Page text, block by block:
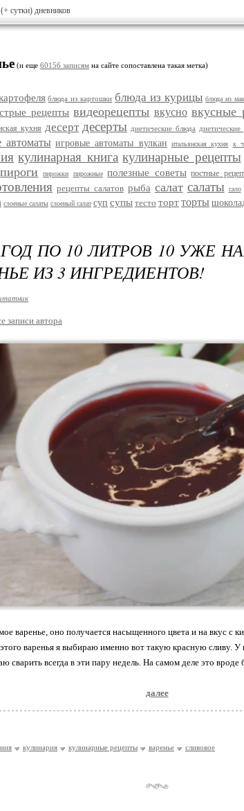
сутки) дневников
(и еще 60156 записям на сайте сопоставлена такая метка)
блюда из картошки блюда из курицы блюда из
рецепты видеорецепты вкусно вкусные
кухня десерт десерты диетические блюда
автоматы игровые автоматы вулкан итальянская кухня к
кулинарная книга кулинарные рецепты
пироги пирожки пирожные полезные советы постные
рецепты салатов рыба салат салаты сало
слоеные салаты слоеный салат суп супы тесто тортторты
ПО 10 ЛИТРОВ 10 УЖЕ
ИЗ 3 ИНГРЕДИЕНТОВ!
записи автора
варенье, оно получается насыщенного цвета и на вкус с
варенья я выбираю именно вот такую красную сливу.
сварить всегда в эти пару недель. На самом деле это
далее
кулинария кулинарные рецепты варенье
сливовое